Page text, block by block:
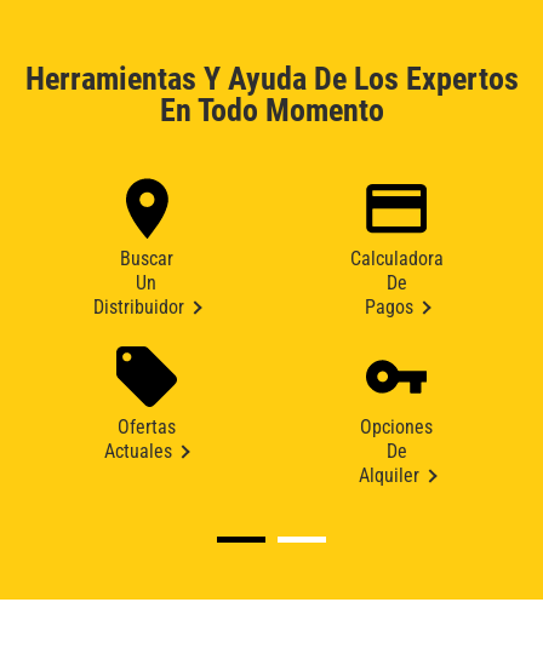
Herramientas Y Ayuda De Los Expertos
En Todo Momento
Buscar
Un
Distribuidor
Calculadora
De
Pagos
Ofertas
Actuales
Opciones
De
Alquiler